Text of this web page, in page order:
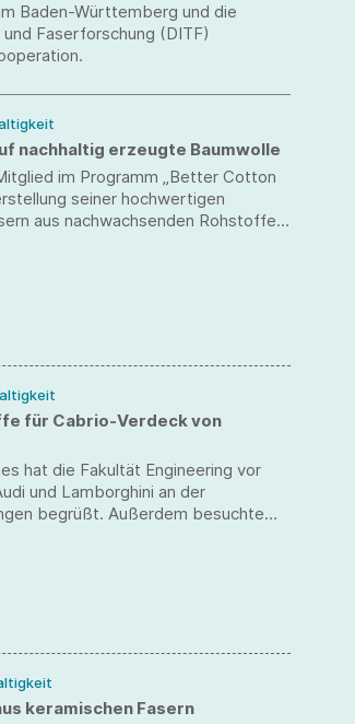
Baden-Württemberg und die
Faserforschung (DITF)
nachhaltig erzeugte Baumwolle
im Programm „Better Cotton
seiner hochwertigen
aus nachwachsenden Rohstoffen
für Cabrio-Verdeck von
hat die Fakultät Engineering vor
und Lamborghini an der
begrüßt. Außerdem besuchte
keramischen Fasern